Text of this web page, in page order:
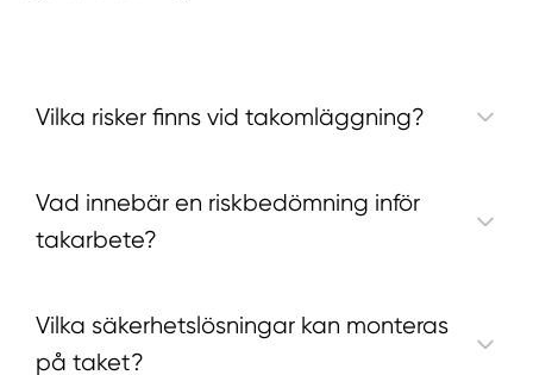
Vilka risker finns vid takomläggning?
Vad innebär en riskbedömning inför
takarbete?
Vilka säkerhetslösningar kan monteras
på taket?